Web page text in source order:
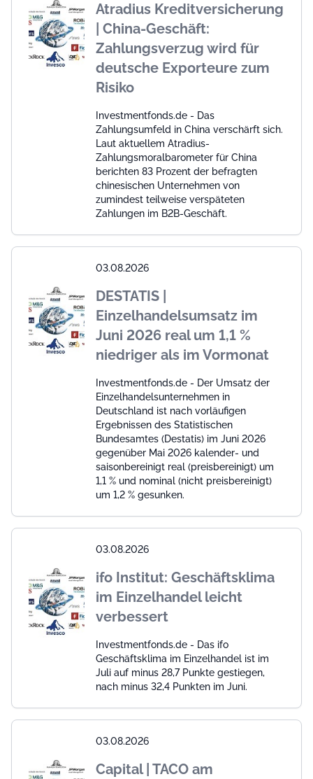
Atradius Kreditversicherung
| China-Geschäft:
Zahlungsverzug wird für
deutsche Exporteure zum
Risiko
Investmentfonds.de - Das
Zahlungsumfeld in China verschärft sich.
Laut aktuellem Atradius-
Zahlungsmoralbarometer für China
berichten 83 Prozent der befragten
chinesischen Unternehmen von
zumindest teilweise verspäteten
Zahlungen im B2B-Geschäft.
03.08.2026
DESTATIS |
Einzelhandelsumsatz im
Juni 2026 real um 1,1 %
niedriger als im Vormonat
Investmentfonds.de - Der Umsatz der
Einzelhandelsunternehmen in
Deutschland ist nach vorläufigen
Ergebnissen des Statistischen
Bundesamtes (Destatis) im Juni 2026
gegenüber Mai 2026 kalender- und
saisonbereinigt real (preisbereinigt) um
1,1 % und nominal (nicht preisbereinigt)
um 1,2 % gesunken.
03.08.2026
ifo Institut: Geschäftsklima
im Einzelhandel leicht
verbessert
Investmentfonds.de - Das ifo
Geschäftsklima im Einzelhandel ist im
Juli auf minus 28,7 Punkte gestiegen,
nach minus 32,4 Punkten im Juni.
03.08.2026
Capital | TACO am